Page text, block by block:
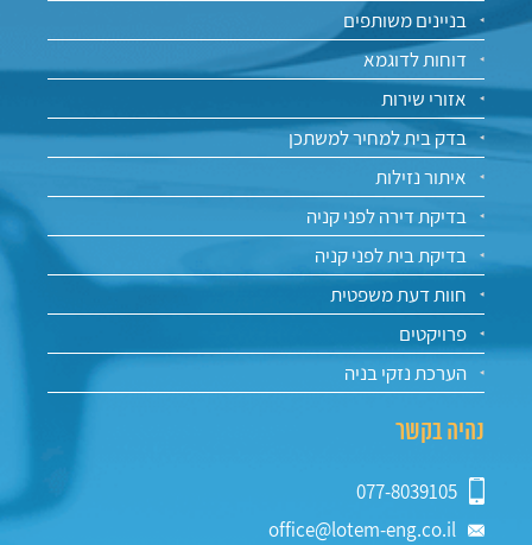
בניינים משותפים
דוחות לדוגמא
אזורי שירות
בדק בית למחיר למשתכן
איתור נזילות
בדיקת דירה לפני קניה
בדיקת בית לפני קניה
חוות דעת משפטית
פרויקטים
הערכת נזקי בניה
נהיה בקשר
077-8039105
office@lotem-eng.co.il